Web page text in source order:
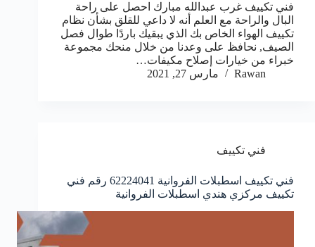
فني تكييف غرب عبدالله مبارك احصل على راحة
البال والراحة مع العلم أنه لا داعي للقلق بشأن نظام
تكييف الهواء الخاص بك الذي يبقيك باردًا طوال فصل
الصيف, نحافظ على وعدنا من خلال منحك مجموعة
خبراء من خيارات إصلاح مكيفات…
Rawan
مارس 27, 2021
فني تكييف
فني تكييف اسطبلات الفروانية 62224041 رقم فني
تكييف مركزي هندي اسطبلات الفروانية